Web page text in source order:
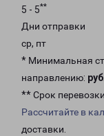
5 - 5**
Дни отправки
ср, пт
* Минимальная
направлению: руб
** Срок
Рассчитайте в
доставки.